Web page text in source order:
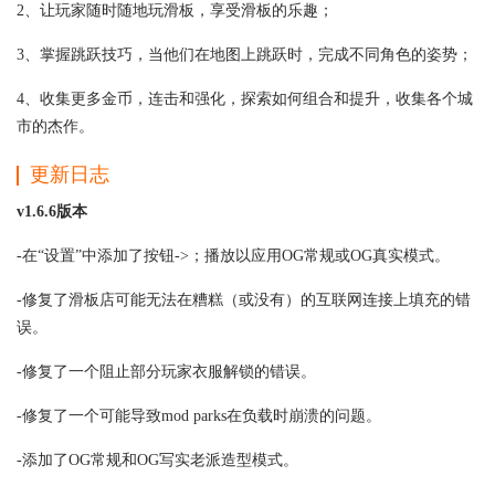
2、让玩家随时随地玩滑板，享受滑板的乐趣；
3、掌握跳跃技巧，当他们在地图上跳跃时，完成不同角色的姿势；
4、收集更多金币，连击和强化，探索如何组合和提升，收集各个城
市的杰作。
更新日志
v1.6.6版本
-在“设置”中添加了按钮->；播放以应用OG常规或OG真实模式。
-修复了滑板店可能无法在糟糕（或没有）的互联网连接上填充的错
误。
-修复了一个阻止部分玩家衣服解锁的错误。
-修复了一个可能导致mod parks在负载时崩溃的问题。
-添加了OG常规和OG写实老派造型模式。